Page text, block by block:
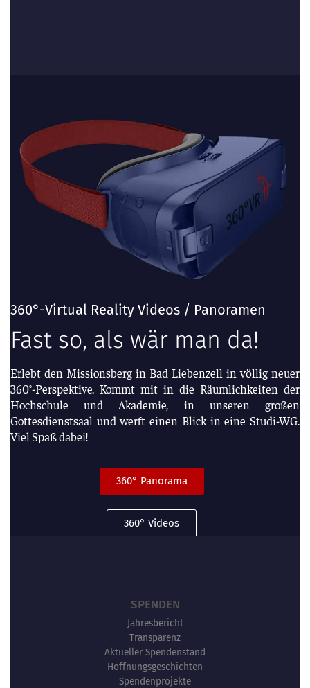
360°-Virtual Reality Videos / Panoramen
Fast so, als wär man da!
Erlebt den Missionsberg in Bad Liebenzell in völlig neuer
360°-Perspektive. Kommt mit in die Räumlichkeiten der
Hochschule und Akademie, in unseren großen
Gottesdienstsaal und werft einen Blick in eine Studi-WG.
Viel Spaß dabei!
360° Panorama
360° Videos
SPENDEN
Jahresbericht
Transparenz
Aktueller Spendenstand
Hoffnungsgeschichten
Spendenprojekte